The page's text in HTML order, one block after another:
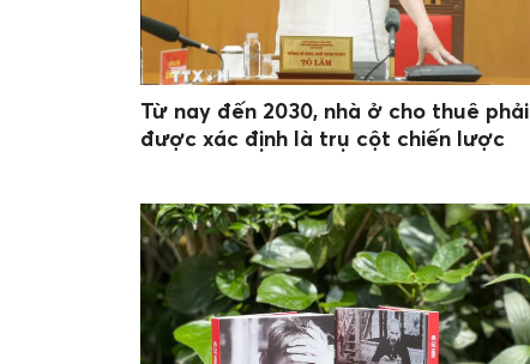
Từ nay đến 2030, nhà ở cho thuê phải
được xác định là trụ cột chiến lược